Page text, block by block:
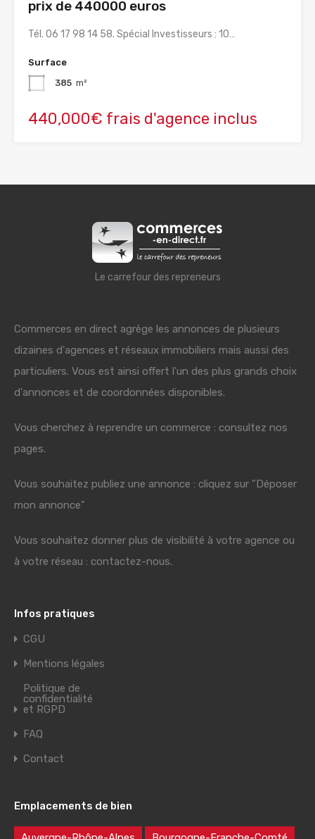
prix de 440000 euros
Tél. 06 17 98 14 58. Spécial Investisseurs : 10…
Surface
385 m²
440,000€ frais d'agence inclus
Le carrefour des repreneurs
Commerces en direct agrège les annonces de plusieurs
dizaines d'agences et réseaux immobiliers mais aussi des
particuliers. Vous est ainsi offert l'un des plus grands choix
d'annonces et de coordonnées disponibles.
Vous cherchez à reprendre un commerce : consultez nos
pages.
Vous souhaitez publiez une annonce : cliquez sur "Déposer
mon annonce"
Vous souhaitez donner plus de visibilité à votre agence ou
à votre réseau : contactez-nous.
Infos pratiques
CGU
Mentions légales
Politique de
confidentialité
et RGPD
FAQ
Contact
Emplacements de bien